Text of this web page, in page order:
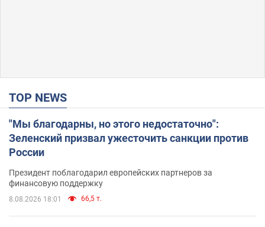
TOP NEWS
"Мы благодарны, но этого недостаточно":
Зеленский призвал ужесточить санкции против
России
Президент поблагодарил европейских партнеров за
финансовую поддержку
8.08.2026 18:01 66,5 т.